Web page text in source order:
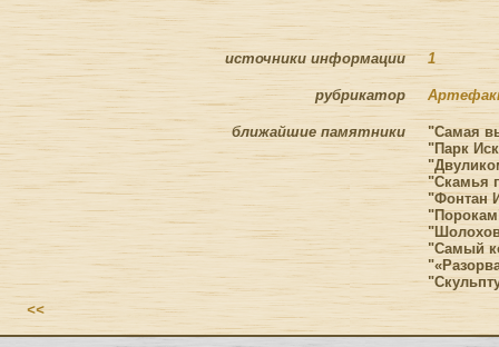
источники информации 1
рубрикатор
ближайшие памятники
"Самая
"Парк
"Скамья
"Фонтан
"Самый
<<